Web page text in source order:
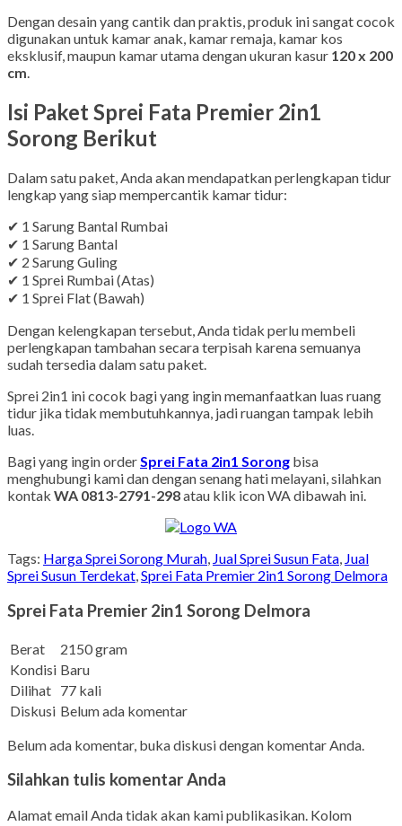
Dengan desain yang cantik dan praktis, produk ini sangat cocok
digunakan untuk kamar anak, kamar remaja, kamar kos
eksklusif, maupun kamar utama dengan ukuran kasur 120 x 200
cm.
Isi Paket Sprei Fata Premier 2in1
Sorong Berikut
Dalam satu paket, Anda akan mendapatkan perlengkapan tidur
lengkap yang siap mempercantik kamar tidur:
✔ 1 Sarung Bantal Rumbai
✔ 1 Sarung Bantal
✔ 2 Sarung Guling
✔ 1 Sprei Rumbai (Atas)
✔ 1 Sprei Flat (Bawah)
Dengan kelengkapan tersebut, Anda tidak perlu membeli
perlengkapan tambahan secara terpisah karena semuanya
sudah tersedia dalam satu paket.
Sprei 2in1 ini cocok bagi yang ingin memanfaatkan luas ruang
tidur jika tidak membutuhkannya, jadi ruangan tampak lebih
luas.
Bagi yang ingin orderSprei Fata 2in1 Sorong bisa
menghubungi kami dan dengan senang hati melayani, silahkan
kontak WA 0813-2791-298atau klik icon WA dibawah ini.
Tags: Harga Sprei Sorong Murah, Jual Sprei Susun Fata, Jual
Sprei Susun Terdekat,Sprei Fata Premier 2in1 Sorong Delmora
Sprei Fata Premier 2in1 Sorong Delmora
Berat
2150 gram
Kondisi Baru
Dilihat 77 kali
Diskusi Belum ada komentar
Belum ada komentar, buka diskusi dengan komentar Anda.
Silahkan tulis komentar Anda
Alamat email Anda tidak akan kami publikasikan. Kolom